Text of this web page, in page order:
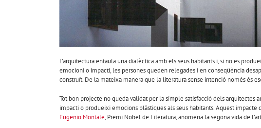
L’arquitectura entaula una dialèctica amb els seus habitants i, si no es
emocioni o impacti, les persones queden relegades i en conseqüència
construït. De la mateixa manera que la literatura sense intenció només és
Tot bon projecte no queda validat per la simple satisfacció dels arquitectes
impacti o produeixi emocions plàstiques als seus habitants. Aquest impacte
Eugenio Montale, Premi Nobel de Literatura, anomena la segona vida de